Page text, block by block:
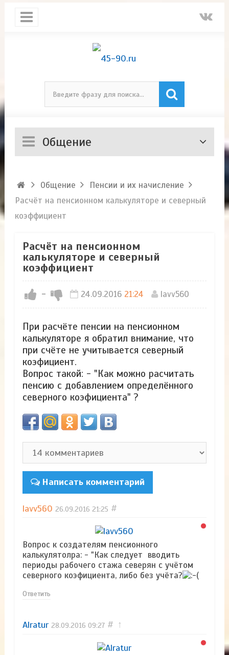
Общение
Общение
Пенсии и их начисление
Расчёт на пенсионном калькуляторе и северный
коэффициент
Расчёт на пенсионном
калькуляторе и северный
коэффициент
- 24.09.2016 21:24 lavv560
При расчёте пенсии на пенсионном
калькуляторе я обратил внимание, что
при счёте не учитывается северный
коэфициент.
Вопрос такой: - "Как можно расчитать
пенсию с добавлением определённого
северного коэфициента" ?
Написать комментарий
lavv560 26.09.2016 21:25 #
Вопрос к создателям пенсионного
калькулятолра: - "Как следует вводить
периоды рабочего стажа северян с учётом
северного коэфициента, либо без учёта?
Ответить
Alratur 28.09.2016 09:27 # ↑